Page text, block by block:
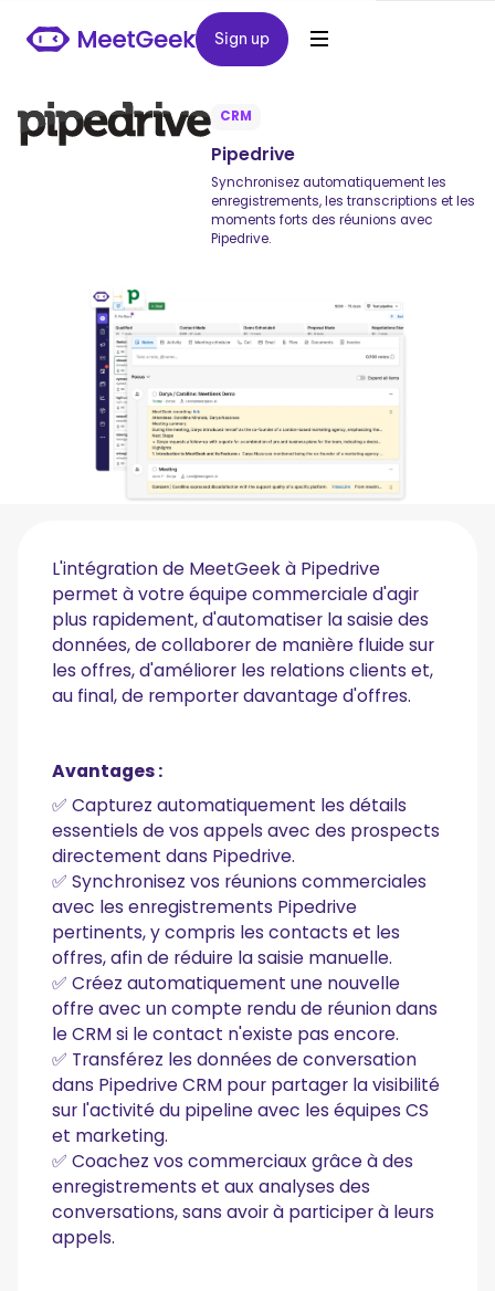
Sign up
Sign up
CRM
Pipedrive
Synchronisez automatiquement les
enregistrements, les transcriptions et les
moments forts des réunions avec
Pipedrive.
L'intégration de MeetGeek à Pipedrive
permet à votre équipe commerciale d'agir
plus rapidement, d'automatiser la saisie des
données, de collaborer de manière fluide sur
les offres, d'améliorer les relations clients et,
au final, de remporter davantage d'offres.
Avantages :
✅ Capturez automatiquement les détails
essentiels de vos appels avec des prospects
directement dans Pipedrive.
✅ Synchronisez vos réunions commerciales
avec les enregistrements Pipedrive
pertinents, y compris les contacts et les
offres, afin de réduire la saisie manuelle.
✅ Créez automatiquement une nouvelle
offre avec un compte rendu de réunion dans
le CRM si le contact n'existe pas encore.
✅ Transférez les données de conversation
dans Pipedrive CRM pour partager la visibilité
sur l'activité du pipeline avec les équipes CS
et marketing.
✅ Coachez vos commerciaux grâce à des
enregistrements et aux analyses des
conversations, sans avoir à participer à leurs
appels.